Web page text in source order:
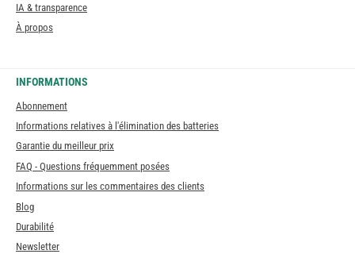
IA & transparence
À propos
INFORMATIONS
Abonnement
Informations relatives à l'élimination des batteries
Garantie du meilleur prix
FAQ - Questions fréquemment posées
Informations sur les commentaires des clients
Blog
Durabilité
Newsletter